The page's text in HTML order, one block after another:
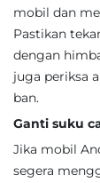
mobil dan
Pastikan
dengan
juga periksa
ban.
Ganti suku
Jika mobil
segera